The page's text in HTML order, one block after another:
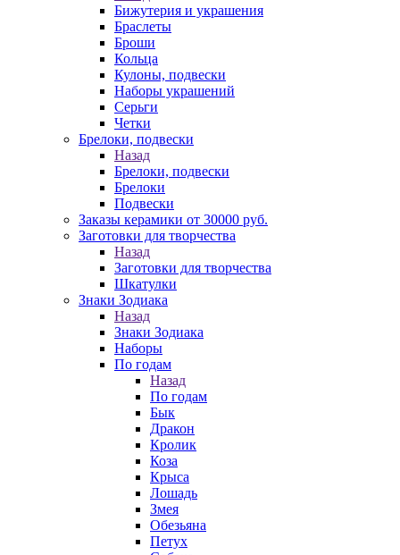
Бижутерия и украшения
Браслеты
Броши
Кольца
Кулоны, подвески
Наборы украшений
Серьги
Четки
Брелоки, подвески
Назад
Брелоки, подвески
Брелоки
Подвески
Заказы керамики от 30000 руб.
Заготовки для творчества
Назад
Заготовки для творчества
Шкатулки
Знаки Зодиака
Назад
Знаки Зодиака
Наборы
По годам
Назад
По годам
Бык
Дракон
Кролик
Коза
Крыса
Лошадь
Змея
Обезьяна
Петух